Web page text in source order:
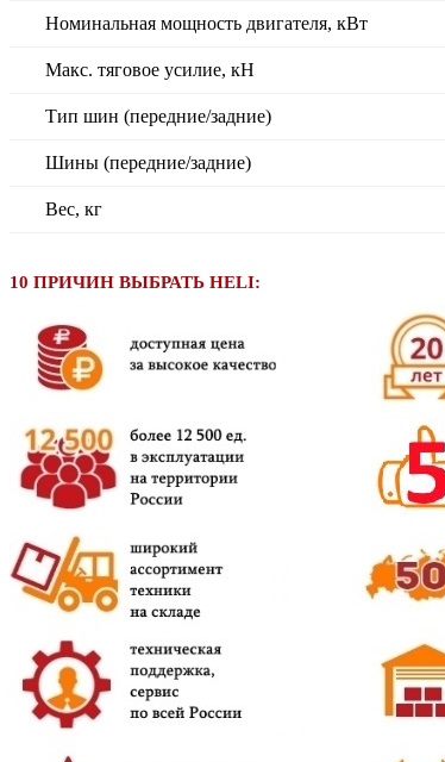
Номинальная мощность двигателя, кВт
Макс. тяговое усилие, кН
Тип шин (передние/задние)
Шины (передние/задние)
Вес, кг
10 ПРИЧИН ВЫБРАТЬ HELI: